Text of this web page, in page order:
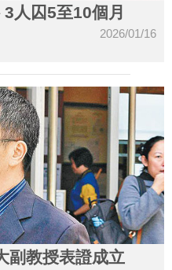
人囚5至10個月
2026/01/16
副教授表證成立